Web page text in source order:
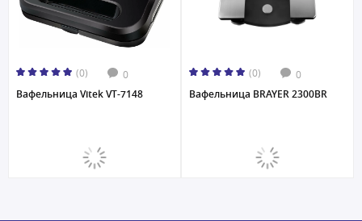
(0) 0
Вафельница Vitek VT-7148
(0) 0
Вафельница BRAYER 2300BR